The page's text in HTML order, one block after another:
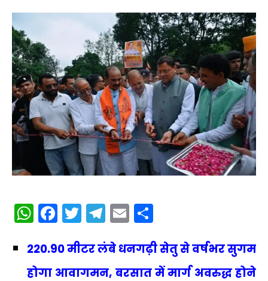
WhatsApp
Facebook
Twitter
Telegram
Email
220.90 मीटर लंबे धनगढ़ी सेतु से वर्षभर सुगम
होगा आवागमन, बरसात में मार्ग अवरुद्ध होने